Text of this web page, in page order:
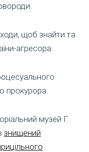
щоб знайти та
агресора.
прокурора.
музей Г.
знищений